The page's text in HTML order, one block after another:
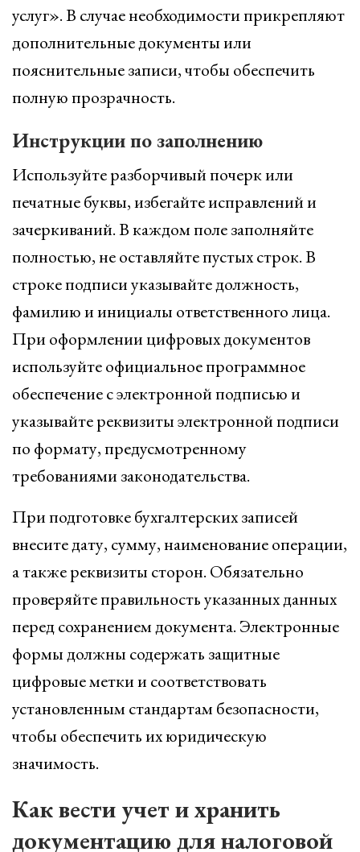
услуг». В случае необходимости прикрепляют
дополнительные документы или
пояснительные записи, чтобы обеспечить
полную прозрачность.
Инструкции по заполнению
Используйте разборчивый почерк или
печатные буквы, избегайте исправлений и
зачеркиваний. В каждом поле заполняйте
полностью, не оставляйте пустых строк. В
строке подписи указывайте должность,
фамилию и инициалы ответственного лица.
При оформлении цифровых документов
используйте официальное программное
обеспечение с электронной подписью и
указывайте реквизиты электронной подписи
по формату, предусмотренному
требованиями законодательства.
При подготовке бухгалтерских записей
внесите дату, сумму, наименование операции,
а также реквизиты сторон. Обязательно
проверяйте правильность указанных данных
перед сохранением документа. Электронные
формы должны содержать защитные
цифровые метки и соответствовать
установленным стандартам безопасности,
чтобы обеспечить их юридическую
значимость.
Как вести учет и хранить
документацию для налоговой